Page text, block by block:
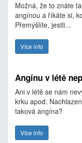
Možná, že to znáte
angínou a říkáte si,
Přemýšlíte, jestli...
Více info
Angínu v létě
Ani v létě se nám
krku apod.
taková angína?
Více info